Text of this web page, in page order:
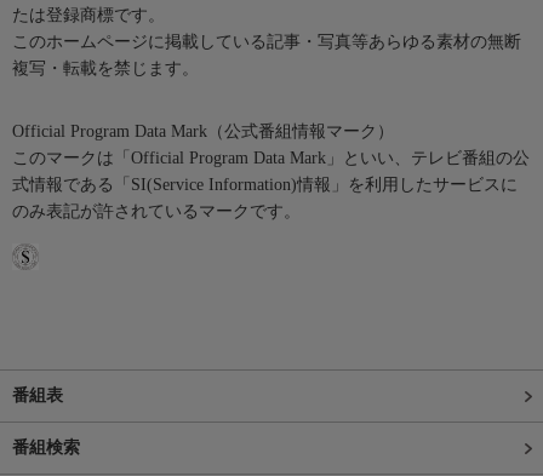
たは登録商標です。
このホームページに掲載している記事・写真等あらゆる素材の無断
複写・転載を禁じます。
Official Program Data Mark（公式番組情報マーク）
このマークは「Official Program Data Mark」といい、テレビ番組の公
式情報である「SI(Service Information)情報」を利用したサービスに
のみ表記が許されているマークです。
番組表
番組検索